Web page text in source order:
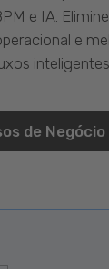
e IA.
e
de Negócio